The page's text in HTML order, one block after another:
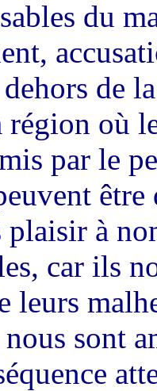
du
de
région où
par le
être
plaisir à
car ils
leurs
sont